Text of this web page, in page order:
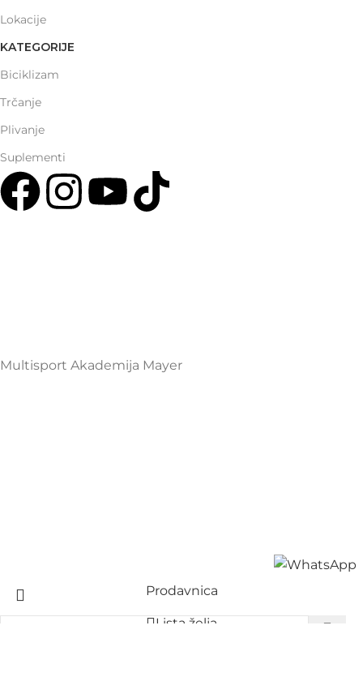
Lokacije
KATEGORIJE
Biciklizam
Trčanje
Plivanje
Suplementi
Multisport Akademija Mayer
Prodavnica
Lista želja